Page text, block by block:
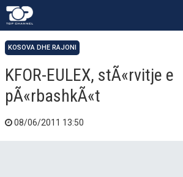
KOSOVA DHE RAJONI
KFOR-EULEX, stÃ«rvitje e
pÃ«rbashkÃ«t
08/06/2011 13:50